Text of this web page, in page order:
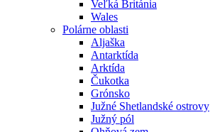
Veľká Británia
Wales
Polárne oblasti
Aljaška
Antarktída
Arktída
Čukotka
Grónsko
Južné Shetlandské ostrovy
Južný pól